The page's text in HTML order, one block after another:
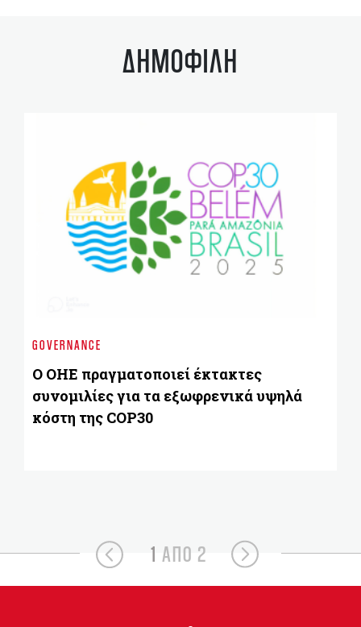
ΔΗΜΟΦΙΛΗ
GOVERNANCE
Ο ΟΗΕ πραγματοποιεί έκτακτες
συνομιλίες για τα εξωφρενικά υψηλά
κόστη της COP30
1 ΑΠΟ 2